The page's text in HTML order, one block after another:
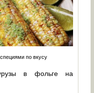
по вкусу
в фольге на